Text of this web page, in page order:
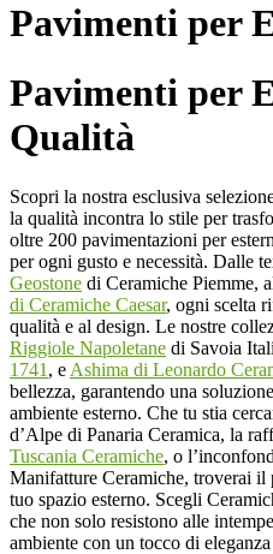
Pavimenti per
Pavimenti per
Qualità
Scopri la nostra esclusiva
la qualità incontra lo stile per
oltre 200 pavimentazioni per
per ogni gusto e necessità. Dalle
Geostone di Ceramiche Piemme,
di Ceramiche Caesar, ogni scelta
qualità e al design. Le nostre
Riggiole Napoletane di Savoia
1741 , e Ashima di Leonardo
bellezza, garantendo una
ambiente esterno. Che tu stia
d’Alpe di Panaria Ceramica, la
Tuscania Ceramiche, o
Manifatture Ceramiche, troverai il
tuo spazio esterno. Scegli
che non solo resistono alle
ambiente con un tocco di